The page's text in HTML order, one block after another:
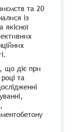
та 20
із
що діє при
та